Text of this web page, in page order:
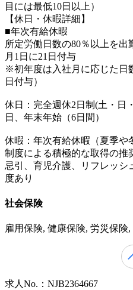
目には最低10日以上）
【休日・休暇詳細】
■年次有給休暇
所定労働日数の80％以上を
月1日に21日付与
※初年度は入社月に応じた日
日付与）
休日：完全週休2日制(土・日
日、年末年始（6日間）
休暇：年次有給休暇（夏季や
制度による積極的な取得の推
忌引、育児介護、リフレッシ
度あり
社会保険
雇用保険, 健康保険, 労災保険
求人No.：NJB2364667